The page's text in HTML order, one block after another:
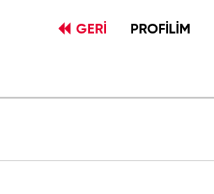
GERİ PROFİLİM